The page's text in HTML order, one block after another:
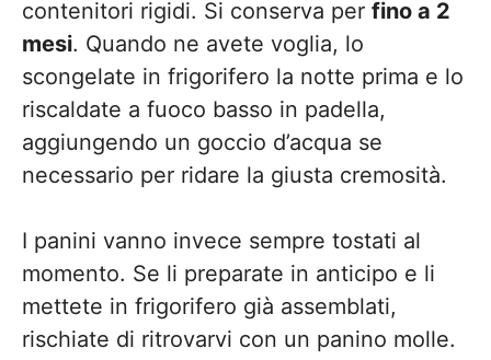
contenitori rigidi. Si conserva per fino a 2
mesi. Quando ne avete voglia, lo
scongelate in frigorifero la notte prima e lo
riscaldate a fuoco basso in padella,
aggiungendo un goccio d’acqua se
necessario per ridare la giusta cremosità.
I panini vanno invece sempre tostati al
momento. Se li preparate in anticipo e li
mettete in frigorifero già assemblati,
rischiate di ritrovarvi con un panino molle.